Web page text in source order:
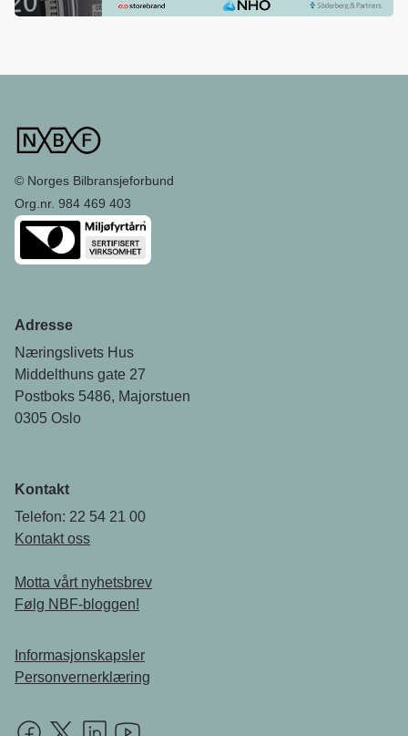
© Norges Bilbransjeforbund
Org.nr. 984 469 403
Adresse
Næringslivets Hus
Middelthuns gate 27
Postboks 5486, Majorstuen
0305 Oslo
Kontakt
Telefon: 22 54 21 00
Kontakt oss
Motta vårt nyhetsbrev
Følg NBF-bloggen!
Informasjonskapsler
Personvernerklæring